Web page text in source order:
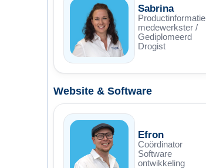
Sabrina
Productinformatie
medewerkster /
Gediplomeerd
Drogist
Website & Software
Efron
Coördinator
Software
ontwikkeling